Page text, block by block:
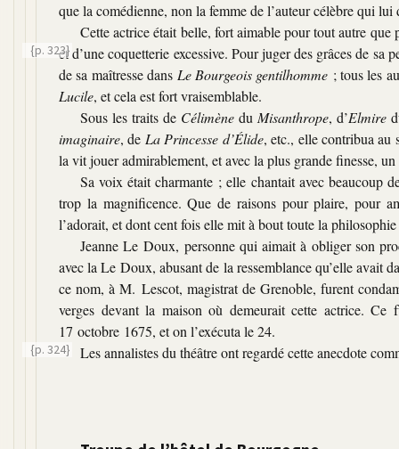
que la comédienne, non la femme de l’auteur célèbre qui
Cette actrice était belle, fort aimable pour tout autre
et d’une coquetterie excessive. Pour
{p. 323}
juger des grâces de sa
de sa maîtresse dans Le Bourgeois gentilhomme ; tous les
Lucile, et cela est fort vraisemblable.
Sous les traits de Célimène du Misanthrope, d’Elmire
imaginaire, de La Princesse d’Élide, etc., elle contribua au
la vit jouer admirablement, et avec la plus grande finesse,
Sa voix était charmante ; elle chantait avec beaucoup
trop la magnificence. Que de raisons pour plaire, pour
l’adorait, et dont cent fois elle mit à bout toute la
Jeanne Le Doux, personne qui aimait à obliger son
avec la Le Doux, abusant de la ressemblance qu’elle avait
ce nom, à M. Lescot, magistrat de Grenoble, furent
verges devant la maison où demeurait cette actrice.
17 octobre 1675, et on l’exécuta le 24.
Les annalistes du théâtre ont regardé cette anecdote
{p. 324}